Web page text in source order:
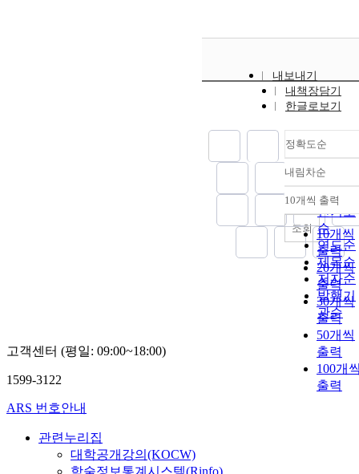
내보내기
내책장담기
한글로보기
정확도순
정확도
순
인기도
순
연도순
제목순
저자순
발행기
관순
내림차순
내림차
10개씩 출력
10개씩
출력
20개씩
출력
30개씩
출력
50개씩
출력
100개
출력
조회
고객센터 (평일: 09:00~18:00)
1599-3122
ARS 번호안내
관련누리집
대학공개강의(KOCW)